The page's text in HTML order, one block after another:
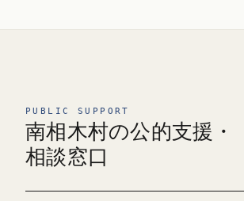
PUBLIC SUPPORT
南相木村の公的支援・
相談窓口